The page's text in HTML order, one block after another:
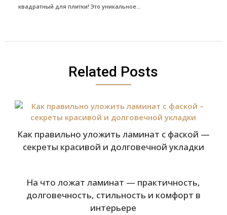
квадратный для плитки! Это уникальное...
Related Posts
Как правильно уложить ламинат с фаской —
секреты красивой и долговечной укладки
На что ложат ламинат — практичность,
долговечность, стильность и комфорт в
интерьере